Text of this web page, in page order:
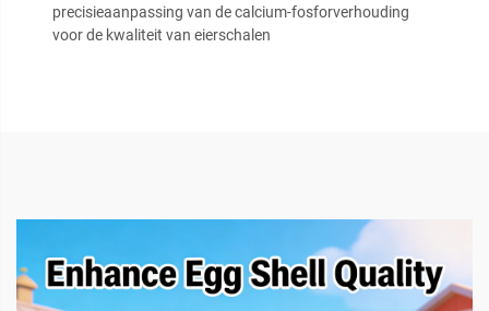
precisieaanpassing van de calcium-fosforverhouding
voor de kwaliteit van eierschalen